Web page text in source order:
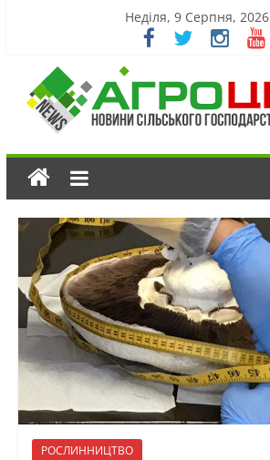
Неділя, 9 Серпня, 2026
РОСЛИННИЦТВО